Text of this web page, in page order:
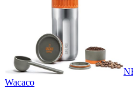
Wacaco